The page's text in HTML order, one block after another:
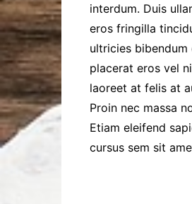
interdum. Duis
eros fringilla
ultricies bibendum
placerat eros vel
laoreet at felis at
Proin nec massa
Etiam eleifend
cursus sem sit